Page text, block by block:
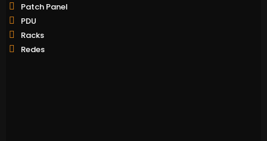
Patch Panel
PDU
Racks
Redes